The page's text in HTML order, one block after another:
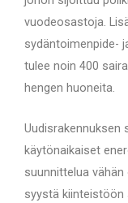
vuodeosastoja.
sydäntoimenpide-
tulee noin 400
hengen huoneita.
käytönaikaiset
suunnittelua
syystä kiinteistöön